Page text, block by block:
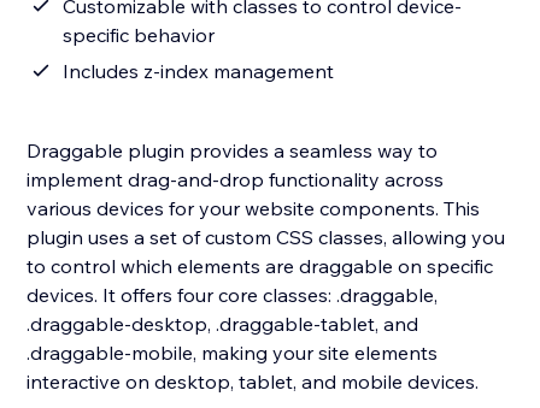
Customizable with classes to control device-
specific behavior
Includes z-index management
Draggable plugin provides a seamless way to
implement drag-and-drop functionality across
various devices for your website components. This
plugin uses a set of custom CSS classes, allowing you
to control which elements are draggable on specific
devices. It offers four core classes: .draggable,
.draggable-desktop, .draggable-tablet, and
.draggable-mobile, making your site elements
interactive on desktop, tablet, and mobile devices.